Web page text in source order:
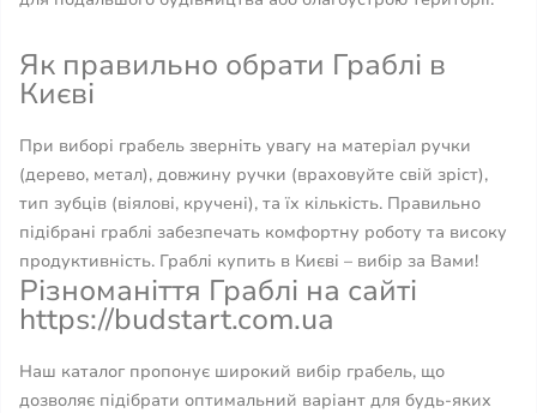
Як правильно обрати Граблі в
Києві
При виборі грабель зверніть увагу на матеріал ручки
(дерево, метал), довжину ручки (враховуйте свій зріст),
тип зубців (віялові, кручені), та їх кількість. Правильно
підібрані граблі забезпечать комфортну роботу та високу
продуктивність. Граблі купить в Києві – вибір за Вами!
Різноманіття Граблі на сайті
https://budstart.com.ua
Наш каталог пропонує широкий вибір грабель, що
дозволяє підібрати оптимальний варіант для будь-яких